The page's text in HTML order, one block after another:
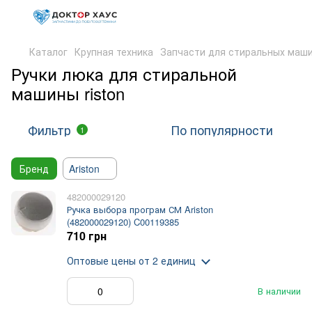
Каталог Крупная техника Запчасти для стиральных
Ручки люка для стиральной
машины riston
Фильтр 1 По популярности
Бренд Ariston
482000029120
Ручка выбора програм СМ Ariston
(482000029120) C00119385
В наличии
710 грн
Оптовые цены от 2 единиц